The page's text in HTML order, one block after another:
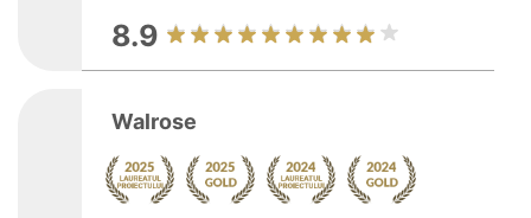
8.9
Walrose